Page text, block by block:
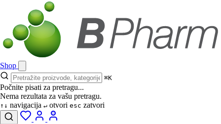
Shop
⌘K
Počnite pisati za pretragu...
Nema rezultata za vašu pretragu.
↑↓ navigacija ↵ otvori esc zatvori